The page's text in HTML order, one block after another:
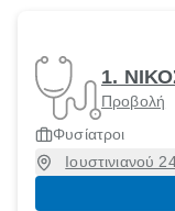
1.
Προβολή
Φυσίατροι
Ιουστινιανού